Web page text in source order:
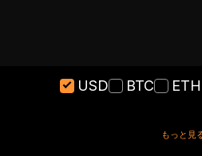
USD BTC ETH
もっと見